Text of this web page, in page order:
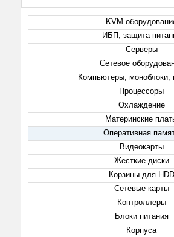
KVM
ИБП, защита
Серверы
Сетевое
Компьютеры, моноблоки,
Процессоры
Охлаждение
Материнские
Оперативная
Видеокарты
Жесткие диски
Корзины для HDD
Сетевые карты
Контроллеры
Блоки питания
Корпуса